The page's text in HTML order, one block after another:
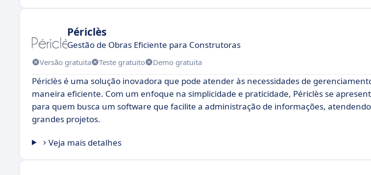
Périclès
Gestão de Obras Eficiente para Construtoras
Versão gratuita Teste gratuito Demo gratuita
Périclès é uma solução inovadora que pode atender às necessidades de
maneira eficiente. Com um enfoque na simplicidade e praticidade, Périclès se
para quem busca um software que facilite a administração de informações,
grandes projetos.
Veja mais detalhes